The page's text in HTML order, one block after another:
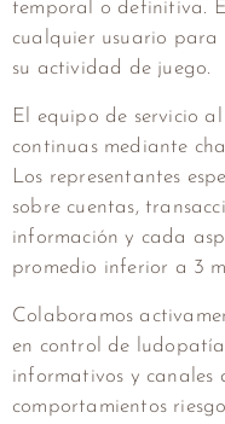
temporal o definitiva.
cualquier usuario para
su actividad de juego.
El equipo de servicio
continuas mediante
Los representantes
sobre cuentas,
información y cada
promedio inferior a 3
Colaboramos
en control de
informativos y
comportamientos